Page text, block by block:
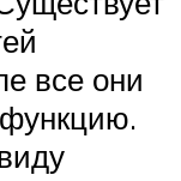
все они